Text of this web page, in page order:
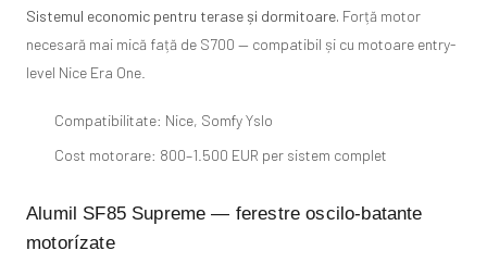
Sistemul economic pentru terase și dormitoare. Forță motor
necesară mai mică față de S700 — compatibil și cu motoare entry-
level Nice Era One.
Compatibilitate: Nice, Somfy Yslo
Cost motorare: 800–1.500 EUR per sistem complet
Alumil SF85 Supreme — ferestre oscilo-batante
motorízate